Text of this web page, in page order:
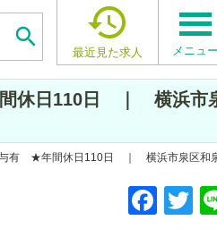
 
最近見た求人 メニュー
休日110日 ｜ 横浜市
与有 ★年間休日110日 ｜ 横浜市泉区和
F
T
F
T
F
T